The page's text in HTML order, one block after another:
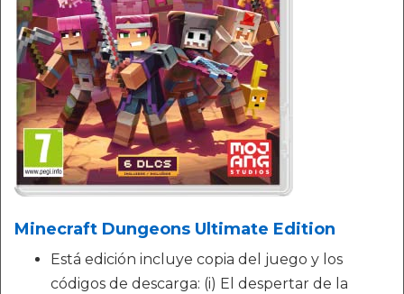
Minecraft Dungeons Ultimate Edition
Está edición incluye copia del juego y los
códigos de descarga: (i) El despertar de la